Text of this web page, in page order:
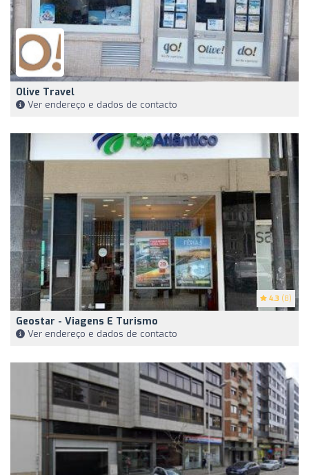
Olive Travel
Ver endereço e dados de contacto
4.3 (8)
Geostar - Viagens E Turismo
Ver endereço e dados de contacto